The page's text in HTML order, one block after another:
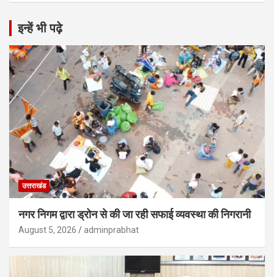
इन्हें भी पढ़े
उत्तराखंड
नगर निगम द्वारा ड्रोन से की जा रही सफाई व्यवस्था की निगरानी
August 5, 2026 adminprabhat